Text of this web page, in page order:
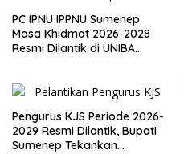
PC IPNU IPPNU Sumenep
Masa Khidmat 2026-2028
Resmi Dilantik di UNIBA
Pengurus KJS Periode 2026-
2029 Resmi Dilantik, Bupati
Sumenep Tekankan